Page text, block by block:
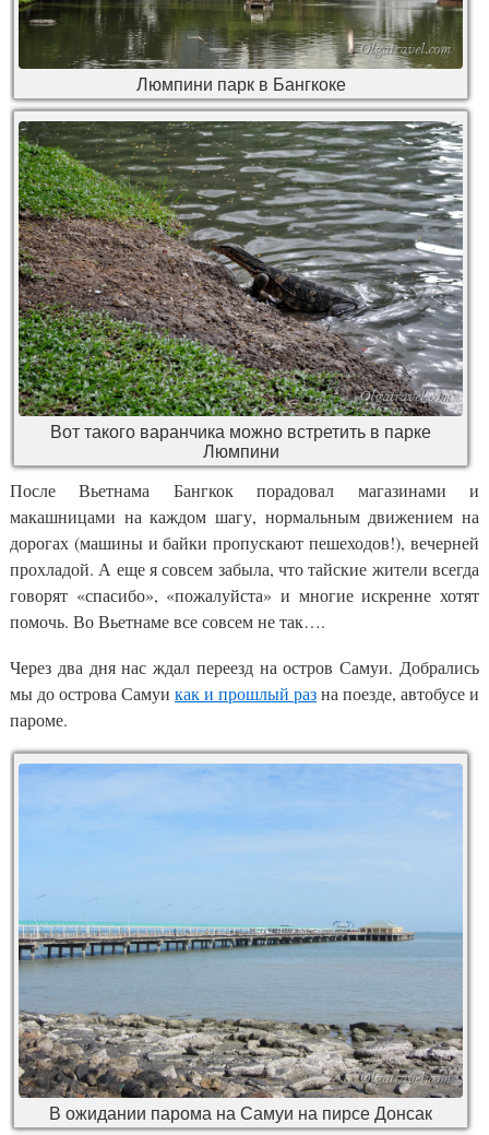
Люмпини парк в Бангкоке
Вот такого варанчика можно встретить в парке
Люмпини
После Вьетнама Бангкок порадовал магазинами и
макашницами на каждом шагу, нормальным движением на
дорогах (машины и байки пропускают пешеходов!), вечерней
прохладой. А еще я совсем забыла, что тайские жители всегда
говорят «спасибо», «пожалуйста» и многие искренне хотят
помочь. Во Вьетнаме все совсем не так….
Через два дня нас ждал переезд на остров Самуи. Добрались
мы до острова Самуи как и прошлый разна поезде, автобусе и
пароме.
В ожидании парома на Самуи на пирсе Донсак